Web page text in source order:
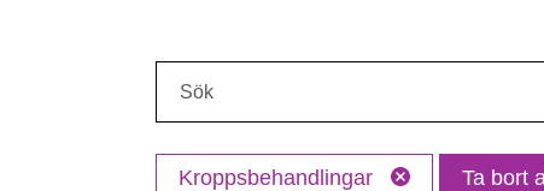
Kroppsbehandlingar Ta bort